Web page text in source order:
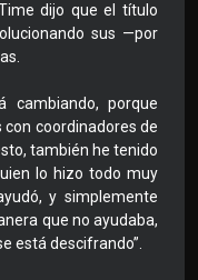
dijo que el título
sus —por
cambiando, porque
coordinadores de
también he tenido
lo hizo todo muy
y simplemente
que no ayudaba,
está descifrando”.